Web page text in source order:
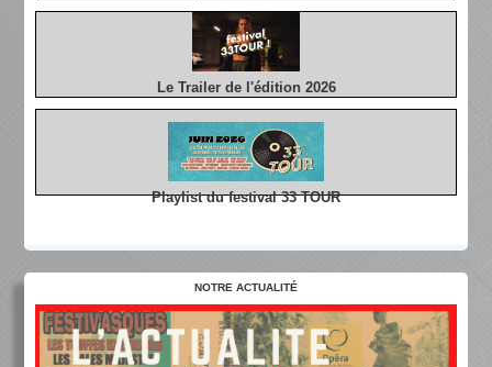
Le Trailer de l'édition 2026
Playlist du festival 33 TOUR
NOTRE ACTUALITÉ